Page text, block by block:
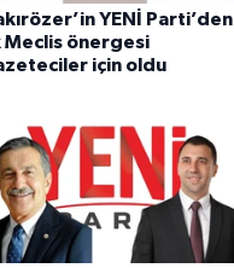
YENİ Parti’den
Meclis önergesi
için oldu